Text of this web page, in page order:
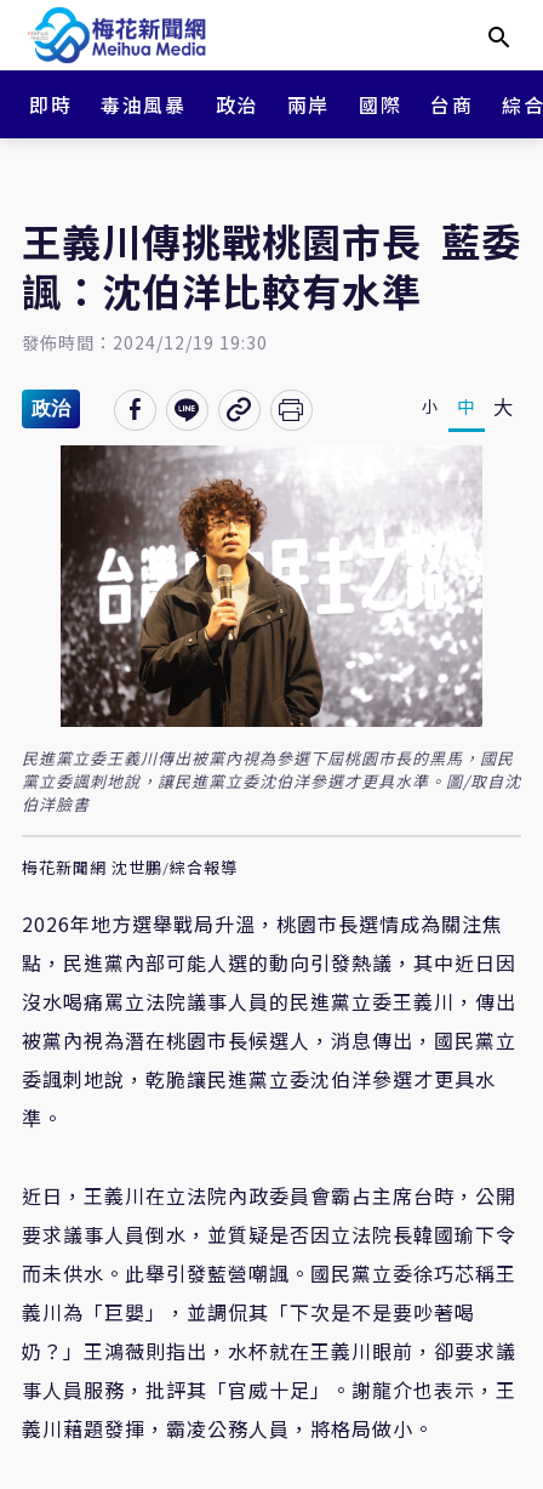
即時 毒油風暴 政治 兩岸 國際 台商 綜
王義川傳挑戰桃園市長 藍委
諷：沈伯洋比較有水準
發佈時間：2024/12/19 19:30
政治 小 中 大
民進黨立委王義川傳出被黨內視為參選下屆桃園市長的黑馬，國民
黨立委諷刺地說，讓民進黨立委沈伯洋參選才更具水準。圖/取自沈
伯洋臉書
梅花新聞網 沈世鵬/綜合報導
2026年地方選舉戰局升溫，桃園市長選情成為關注焦
點，民進黨內部可能人選的動向引發熱議，其中近日因
沒水喝痛罵立法院議事人員的民進黨立委王義川，傳出
被黨內視為潛在桃園市長候選人，消息傳出，國民黨立
委諷刺地說，乾脆讓民進黨立委沈伯洋參選才更具水
準。
近日，王義川在立法院內政委員會霸占主席台時，公開
要求議事人員倒水，並質疑是否因立法院長韓國瑜下令
而未供水。此舉引發藍營嘲諷。國民黨立委徐巧芯稱王
義川為「巨嬰」，並調侃其「下次是不是要吵著喝
奶？」王鴻薇則指出，水杯就在王義川眼前，卻要求議
事人員服務，批評其「官威十足」。謝龍介也表示，王
義川藉題發揮，霸凌公務人員，將格局做小。